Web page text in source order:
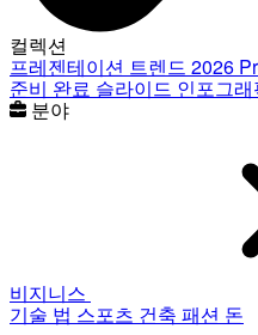
컬렉션
프레젠테이션 트렌드 2026
준비 완료 슬라이드 인포그래
분야
비지니스
기술 법 스포츠 건축 패션 돈